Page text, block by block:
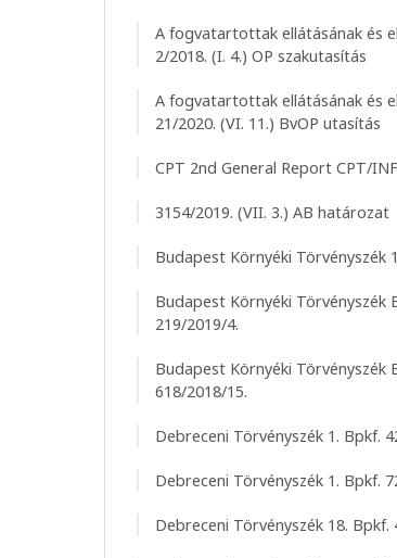
A fogvatartottak ellátásának és
2/2018. (I. 4.) OP szakutasítás
A fogvatartottak ellátásának és
21/2020. (VI. 11.) BvOP utasítás
CPT 2nd General Report CPT/
3154/2019. (VII. 3.) AB határozat
Budapest Környéki Törvényszék
Budapest Környéki Törvényszék
219/2019/4.
Budapest Környéki Törvényszék
618/2018/15.
Debreceni Törvényszék 1. Bpkf.
Debreceni Törvényszék 1. Bpkf.
Debreceni Törvényszék 18. Bpkf.